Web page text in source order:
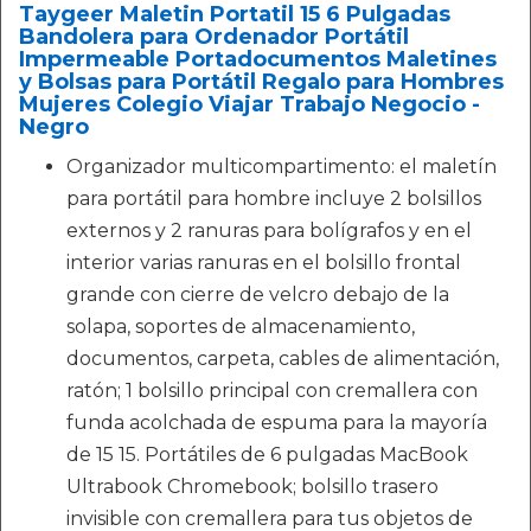
Taygeer Maletin Portatil 15 6 Pulgadas
Bandolera para Ordenador Portátil
Impermeable Portadocumentos Maletines
y Bolsas para Portátil Regalo para Hombres
Mujeres Colegio Viajar Trabajo Negocio -
Negro
Organizador multicompartimento: el maletín
para portátil para hombre incluye 2 bolsillos
externos y 2 ranuras para bolígrafos y en el
interior varias ranuras en el bolsillo frontal
grande con cierre de velcro debajo de la
solapa, soportes de almacenamiento,
documentos, carpeta, cables de alimentación,
ratón; 1 bolsillo principal con cremallera con
funda acolchada de espuma para la mayoría
de 15 15. Portátiles de 6 pulgadas MacBook
Ultrabook Chromebook; bolsillo trasero
invisible con cremallera para tus objetos de